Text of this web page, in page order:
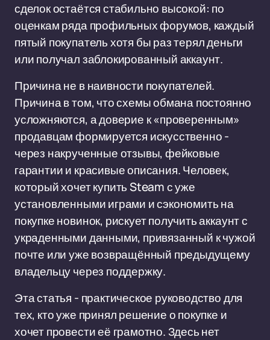
сделок остаётся стабильно высокой: по
оценкам ряда профильных форумов, каждый
пятый покупатель хотя бы раз терял деньги
или получал заблокированный аккаунт.
Причина не в наивности покупателей.
Причина в том, что схемы обмана постоянно
усложняются, а доверие к «проверенным»
продавцам формируется искусственно -
через накрученные отзывы, фейковые
гарантии и красивые описания. Человек,
который хочет купить Steam с уже
установленными играми и сэкономить на
покупке новинок, рискует получить аккаунт с
украденными данными, привязанный к чужой
почте или уже возвращённый предыдущему
владельцу через поддержку.
Эта статья - практическое руководство для
тех, кто уже принял решение о покупке и
хочет провести её грамотно. Здесь нет